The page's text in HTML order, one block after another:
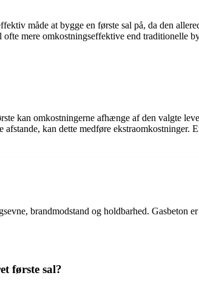
måde at bygge en første sal på, da den
mere omkostningseffektive end traditionelle
kan omkostningerne afhænge af den valgte
kan dette medføre ekstraomkostninger.
brandmodstand og holdbarhed. Gasbeton
første sal?